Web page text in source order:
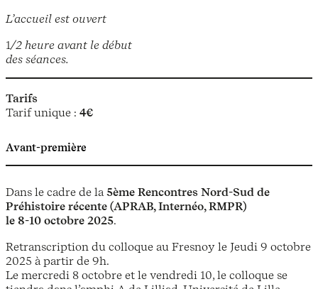
L’accueil est ouvert
1/2 heure avant le début
des séances.
Tarifs
Tarif unique : 4€
Avant-première
Dans le cadre de la5ème Rencontres Nord-Sud de
Préhistoire récente (APRAB, Internéo, RMPR)
le 8-10 octobre 2025.
Retranscription du colloque au Fresnoy le Jeudi 9 octobre
2025 à partir de 9h.
Le mercredi 8 octobre et le vendredi 10, le colloque se